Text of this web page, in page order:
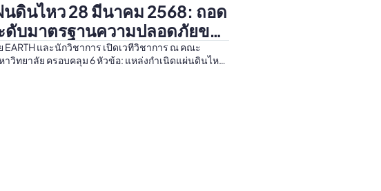
ดินไหว 28 มีนาคม 2568: ถอด
ดับมาตรฐานความปลอดภัยของ
EARTH และนักวิชาการ เปิดเวทีวิชาการ ณ คณะ
วิทยาลัย ครอบคลุม 6 หัวข้อ: แหล่งกำเนิดแผ่นดินไหว,
วจและตรวจสอบ, กา...